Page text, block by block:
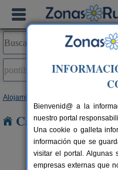
Alojamientos
Casas Rurales en
Bienvenid@ a la
nuestro portal
Una cookie o galleta
información que se
visitar el portal. Algunas
empresas externas que